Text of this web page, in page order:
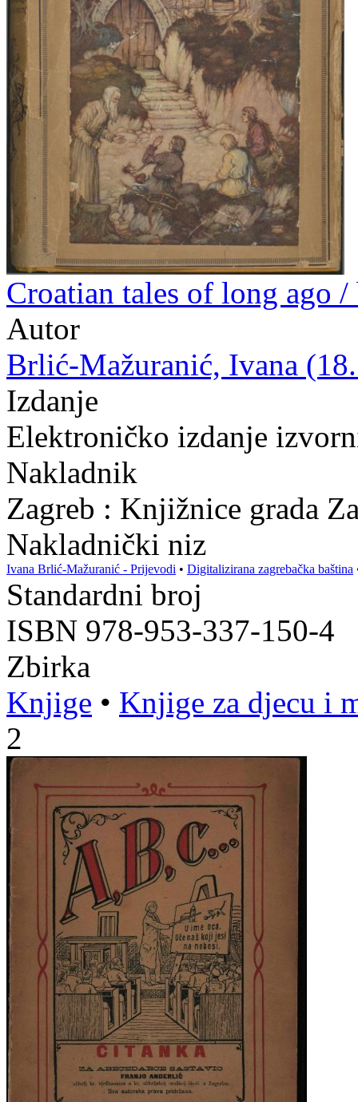
Croatian tales of long ago
Autor
Brlić-Mažuranić, Ivana
Izdanje
Elektroničko izdanje
Nakladnik
Zagreb : Knjižnice grada
Nakladnički niz
Ivana Brlić-Mažuranić - Prijevodi • Digitalizirana zagrebačka baština
Standardni broj
ISBN 978-953-337-150-4
Zbirka
Knjige • Knjige za djecu i
2